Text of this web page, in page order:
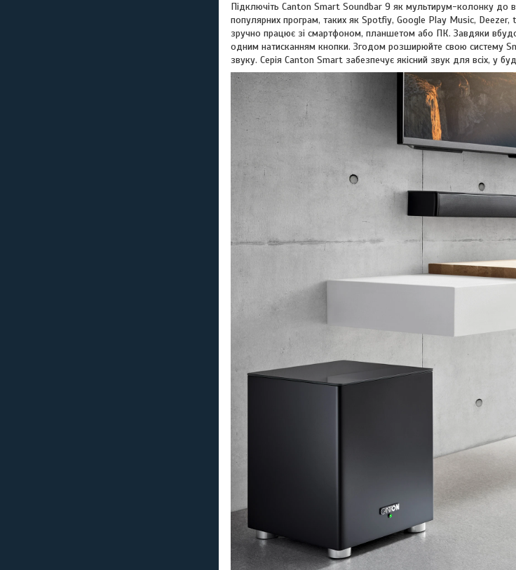
Підключіть Canton Smart Soundbar 9 як мультирум-колонку до
популярних програм, таких як Spotfiy, Google Play Music, Deezer,
зручно працює зі смартфоном, планшетом або ПК. Завдяки
одним натисканням кнопки. Згодом розширюйте свою систему
звуку. Серія Canton Smart забезпечує якісний звук для всіх, у